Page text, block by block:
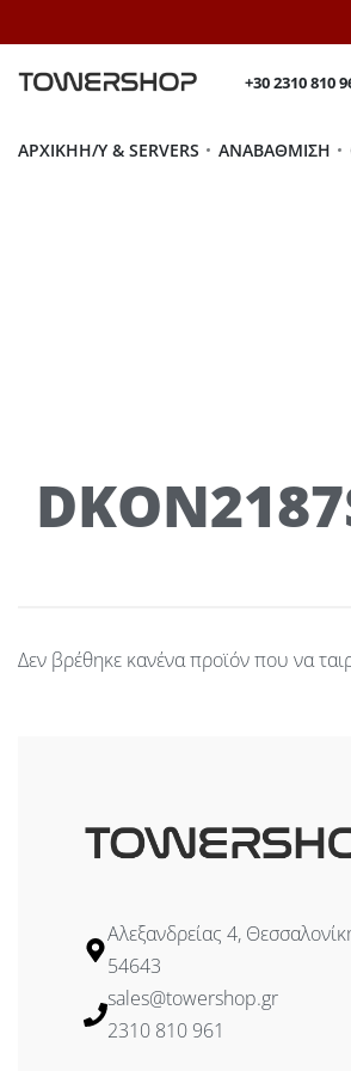
+30 2310 810
ΑΡΧΙΚΉH/Y & SERVERS ΑΝΑΒΆΘΜΙΣΗ
Δεν βρέθηκε κανένα προϊόν που να
Αλεξανδρείας 4,
54643
sales@towershop.gr
2310 810 961